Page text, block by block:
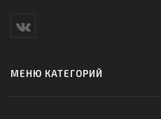
МЕНЮ КАТЕГОРИЙ